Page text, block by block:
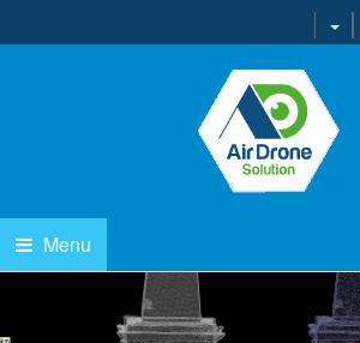
Menu